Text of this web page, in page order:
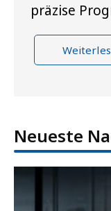
präzise
Neueste